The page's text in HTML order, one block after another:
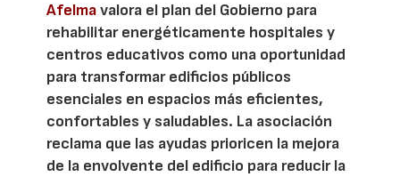
Afelmavalora el plan del Gobierno para
rehabilitar energéticamente hospitales y
centros educativos como una oportunidad
para transformar edificios públicos
esenciales en espacios más eficientes,
confortables y saludables. La asociación
reclama que las ayudas prioricen la mejora
de la envolvente del edificio para reducir la